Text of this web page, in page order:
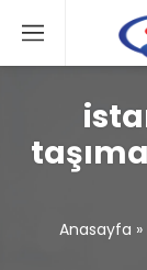
Anasayfa »